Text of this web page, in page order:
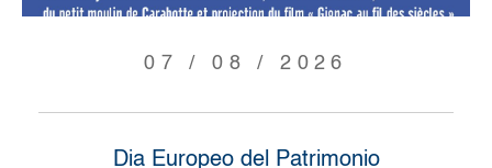
07 / 08 / 2026
Dia Europeo del Patrimonio